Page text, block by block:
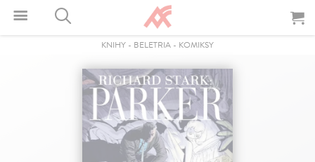
KNIHY - BELETRIA - KOMIKSY